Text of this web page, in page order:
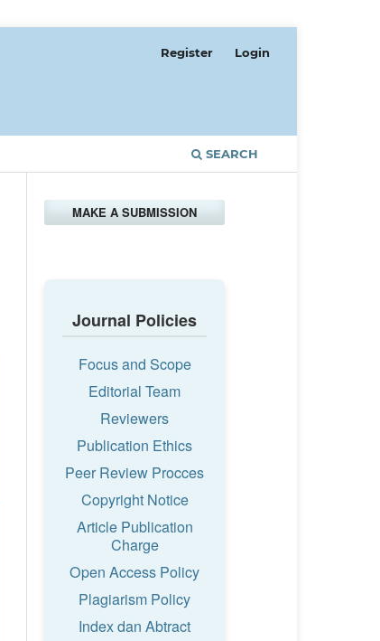
SEARCH
Register Login
MAKE A SUBMISSION
Journal Policies
Focus and Scope
Editorial Team
Reviewers
Publication Ethics
Peer Review Procces
Copyright Notice
Article Publication
Charge
Open Access Policy
Plagiarism Policy
Index dan Abtract